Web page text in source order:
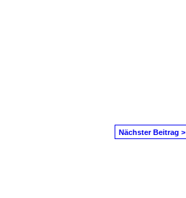
Nächster Beitrag >